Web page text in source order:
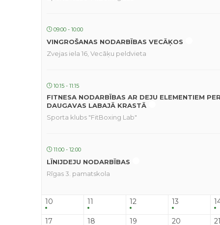
09:00 - 10:00
VINGROŠANAS NODARBĪBAS VECĀĶOS
Zvejas iela 16, Vecāķu peldvieta
10:15 - 11:15
FITNESA NODARBĪBAS AR DEJU ELEMENTIEM
DAUGAVAS LABAJĀ KRASTĀ
Sporta klubs "FitBoxing Lab"
11:00 - 12:00
LĪNIJDEJU NODARBĪBAS
Rīgas 3. pamatskola
10 11 12 13
17 18 19 20